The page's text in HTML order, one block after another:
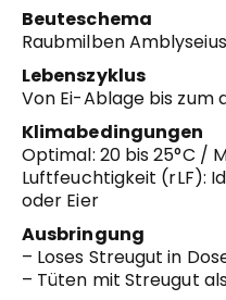
Beuteschema
Raubmilben
Lebenszyklus
Von Ei-Ablage bis zum
Klimabedingungen
Optimal: 20 bis 25°C /
Luftfeuchtigkeit (rLF):
oder Eier
Ausbringung
– Loses Streugut in
– Tüten mit Streugut